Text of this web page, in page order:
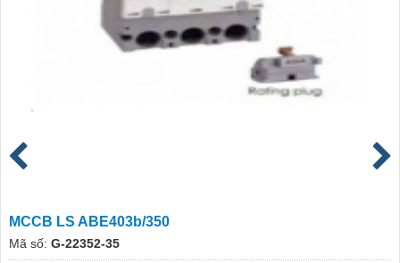
MCCB LS ABE403b/350
Mã số: G-22352-35